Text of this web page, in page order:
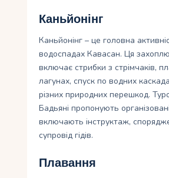
Каньйонінг
Каньйонінг – це головна
водоспадах Кавасан. Ця
включає стрибки з стрімчаків,
лагунах, спуск по водних
різних природних перешкод.
Бадьяні пропонують
включають інструктаж,
супровід гідів.
Плавання